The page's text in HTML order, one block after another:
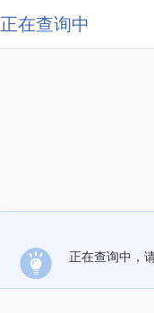
正在查询中
正在查询中，